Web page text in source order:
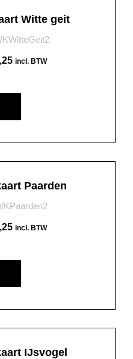
Witte geit
incl. BTW
Paarden
incl. BTW
IJsvogel